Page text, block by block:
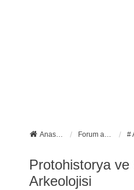
Anasayfa Forum ana sayfa #
Protohistorya ve
Arkeolojisi